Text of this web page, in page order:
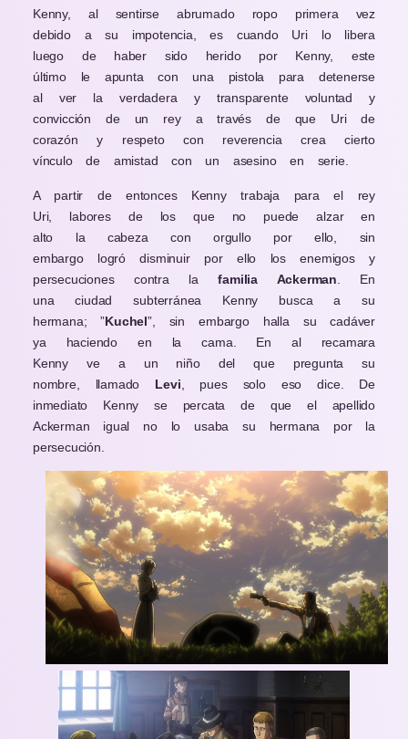
Kenny, al sentirse abrumado ropo primera vez
debido a su impotencia, es cuando Uri lo libera
luego de haber sido herido por Kenny, este
último le apunta con una pistola para detenerse
al ver la verdadera y transparente voluntad y
convicción de un rey a través de que Uri de
corazón y respeto con reverencia crea cierto
vínculo de amistad con un asesino en serie.
A partir de entonces Kenny trabaja para el rey
Uri, labores de los que no puede alzar en
alto la cabeza con orgullo por ello, sin
embargo logró disminuir por ello los enemigos y
persecuciones contra lafamilia Ackerman . En
una ciudad subterránea Kenny busca a su
hermana; ”Kuchel”, sin embargo halla su cadáver
ya haciendo en la cama. En al recamara
Kenny ve a un niño del que pregunta su
nombre, llamado Levi , pues solo eso dice. De
inmediato Kenny se percata de que el apellido
Ackerman igual no lo usaba su hermana por la
persecución.